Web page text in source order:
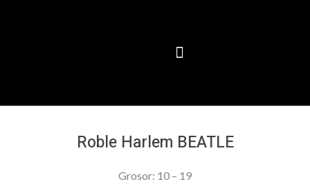
Roble Harlem BEATLE
Grosor: 10 – 19